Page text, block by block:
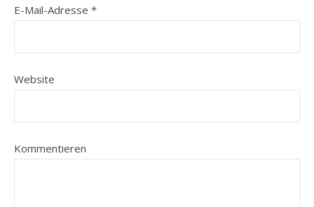
E-Mail-Adresse *
Website
Kommentieren